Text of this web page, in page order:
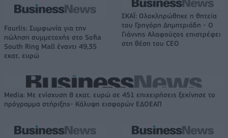
Fourlis: Συμφωνία για την
πώληση συμμετοχής στο Sofia
South Ring Mall έναντι 49,35
εκατ. ευρώ
ΣΚΑΪ: Ολοκληρώθηκε η θητεία
του Γρηγόρη Δημητριάδη - Ο
Γιάννης Αλαφούζος επιστρέφει
στη θέση του CEO
Media: Με ενίσχυση 8 εκατ. ευρώ σε 451 επιχειρήσεις ξεκίνησε το
πρόγραμμα στήριξης- Κάλυψη εισφορών ΕΔΟΕΑΠ